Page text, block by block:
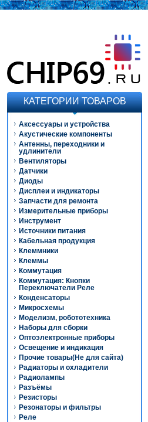
КАТЕГОРИИ ТОВАРОВ
Аксессуары и устройства
Акустические компоненты
Антенны, переходники и
удлинители
Вентиляторы
Датчики
Диоды
Дисплеи и индикаторы
Запчасти для ремонта
Измерительные приборы
Инструмент
Источники питания
Кабельная продукция
Клеммники
Клеммы
Коммутация
Коммутация: Кнопки
Переключатели Реле
Конденсаторы
Микросхемы
Моделизм, робототехника
Наборы для сборки
Оптоэлектронные приборы
Освещение и индикация
Прочие товары(Не для сайта)
Радиаторы и охладители
Радиолампы
Разъёмы
Резисторы
Резонаторы и фильтры
Реле